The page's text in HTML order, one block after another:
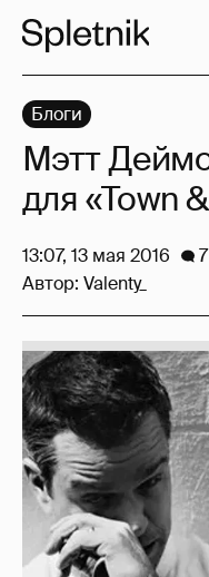
Блоги
Мэтт
для «Town
13:07, 13 мая 2016
7
Автор: Valenty_